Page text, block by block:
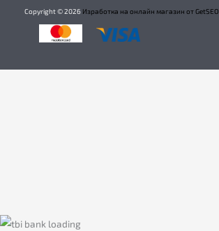
Copyright ©2026 Изработка на онлайн магазин от GetSEO